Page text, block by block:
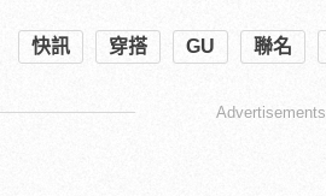
快訊 穿搭 GU 聯名
Advertisements